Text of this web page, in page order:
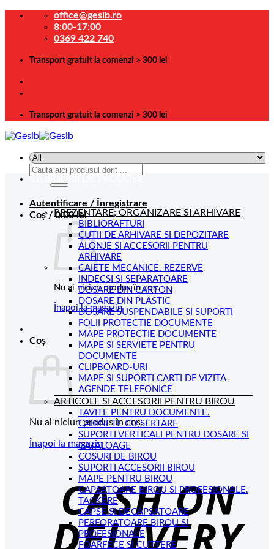
Skip
office@gesib.ro
8:00-17:00
0369 422 740
Transport gratuit la comenzi > 300 lei
Transport gratuit la comenzi > 300 lei
Caută
Autentificare / Înregistrare
Coș /0.00lei
Nu ai niciun produs în coș.
Înapoi la magazin
Coș
Nu ai niciun produs în coș.
Înapoi la magazin
CATEGORII DE PRODUSE
PREZENTARE; ORGANIZARE SI ARHIVARE
BIBLIORAFTURI
CUTII DE ARHIVARE SI DEPOZITARE
ALONJE SI ACCESORII PENTRU
ARHIVARE
CAIETE MECANICE. REZERVE
INDECSI SI SEPARATOARE
DOSARE DIN CARTON
DOSARE DIN PLASTIC
DOSARE SUSPENDABILE SI SUPORTI
FOLII PROTECTIE DOCUMENTE
MAPE PROTECTIE DOCUMENTE
MAPE SI SERVIETE PENTRU
DOCUMENTE
CLIPBOARD-URI
MAPE SI SUPORTI CARTI DE VIZITA
AGENDE TELEFONICE
ARTICOLE SI ACCESORII PENTRU BIROU
TAVITE PENTRU DOCUMENTE.
CABINETE CU SERTARE
SUPORTI VERTICALI PENTRU DOSARE SI
CATALOAGE
COSURI DE BIROU
SUPORTI ACCESORII BIROU
MAPE PENTRU BIROU
CAPSATOARE BIROU SI PROFESIONALE.
TACKERE
CAPSE SI DECAPSATOARE
PERFORATOARE BIROU SI
PROFESIONALE
FOARFECE SI CUTTERE